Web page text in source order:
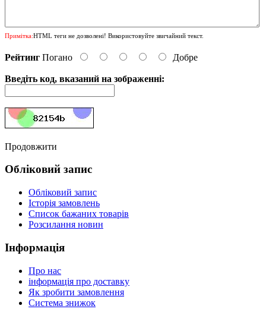
Примітка:HTML теги не дозволені! Використовуйте звичайний текст.
Рейтинг Погано Добре
Введіть код, вказаний на зображенні:
Продовжити
Обліковий запис
Обліковий запис
Історія замовлень
Список бажаних товарів
Розсилання новин
Інформація
Про нас
інформація про доставку
Як зробити замовлення
Система знижок